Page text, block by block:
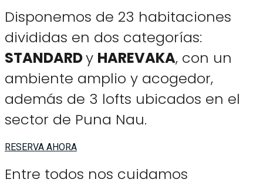
Disponemos de 23 habitaciones
divididas en dos categorías:
STANDARDy HAREVAKA, con un
ambiente amplio y acogedor,
además de 3 lofts ubicados en el
sector de Puna Nau.
RESERVA AHORA
Entre todos nos cuidamos